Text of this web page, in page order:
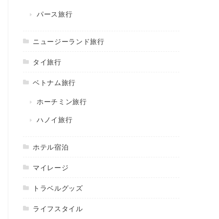
パース旅行
ニュージーランド旅行
タイ旅行
ベトナム旅行
ホーチミン旅行
ハノイ旅行
ホテル宿泊
マイレージ
トラベルグッズ
ライフスタイル